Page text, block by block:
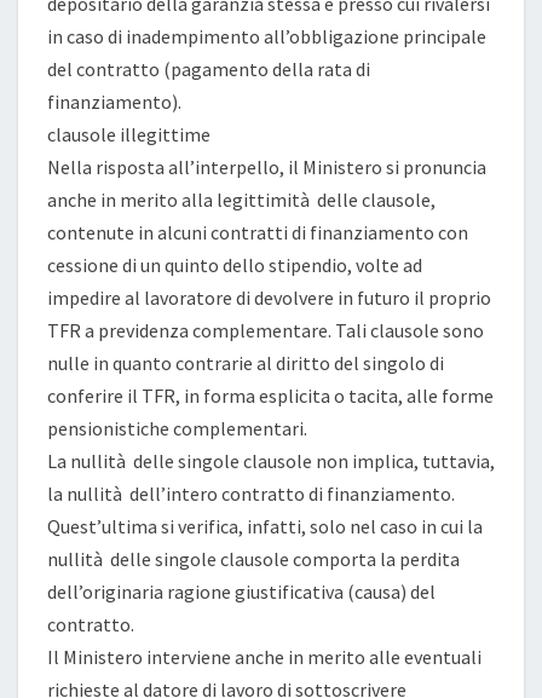
in caso di inadempimento all’obbligazione principale
del contratto (pagamento della rata di
finanziamento).
clausole illegittime
Nella risposta all’interpello, il Ministero si pronuncia
anche in merito alla legittimità delle clausole,
contenute in alcuni contratti di finanziamento con
cessione di un quinto dello stipendio, volte ad
impedire al lavoratore di devolvere in futuro il proprio
TFR a previdenza complementare. Tali clausole sono
nulle in quanto contrarie al diritto del singolo di
conferire il TFR, in forma esplicita o tacita, alle forme
pensionistiche complementari.
La nullità delle singole clausole non implica, tuttavia,
la nullità dell’intero contratto di finanziamento.
Quest’ultima si verifica, infatti, solo nel caso in cui la
nullità delle singole clausole comporta la perdita
dell’originaria ragione giustificativa (causa) del
contratto.
Il Ministero interviene anche in merito alle eventuali
richieste al datore di lavoro di sottoscrivere